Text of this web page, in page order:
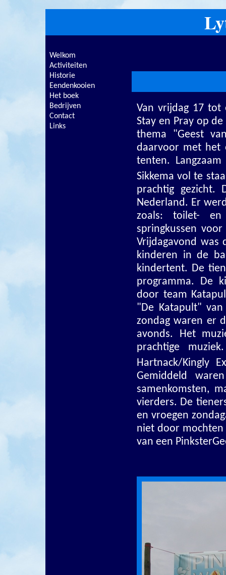
Welkom
Activiteiten
Historie
Eendenkooien
Het boek
Bedrijven
Contact
Links
Van vrijdag 17 tot
Stay en Pray op
thema "Geest
daarvoor met het
tenten.
Sikkema vol te
prachtig gezicht.
Nederland. Er
zoals: toilet- en
springkussen
Vrijdagavond was
kinderen in de
kindertent. De
programma. De
door team
"De Katapult"
zondag waren er
avonds. Het
prachtige
Hartnack/Kingly
Gemiddeld
samenkomsten,
vierders. De
en vroegen
niet door mochten
van een